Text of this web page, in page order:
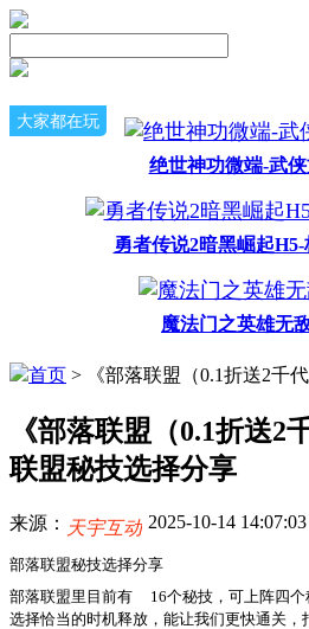
大家都在玩
绝世神功微端-武
勇者传说2暗黑崛起
魔法门之英雄无
首页 > 《部落联盟（0.1折送2千代金券）
《部落联盟（0.1折送2
联盟秘技选择分享
来源： 天宇互动 2025-10-14 14:07:03
部落联盟秘技选择分享
部落联盟里目前有
16个秘技，可上阵四
选择恰当的时机释放，能让我们更快通关